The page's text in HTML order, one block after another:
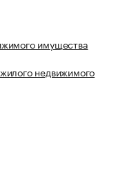
имущества
недвижимого